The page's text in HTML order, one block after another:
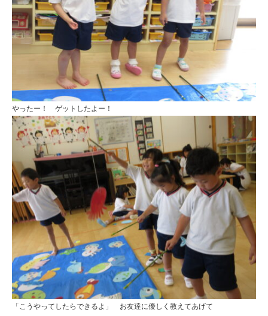
やったー！ ゲットしたよー！
「こうやってしたらできるよ」 お友達に優しく教えてあげて